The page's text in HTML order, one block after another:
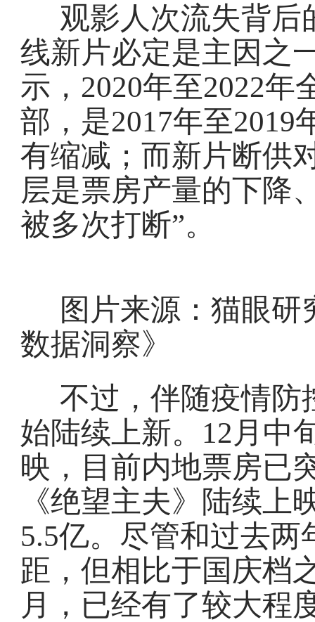
观影人次流失背后
线新片必定是主因之
示，2020年至2022年
部，是2017年至2019
有缩减；而新片断供
层是票房产量的下降
被多次打断”。
图片来源：猫眼研
数据洞察》
不过，伴随疫情防
始陆续上新。12月中
映，目前内地票房已
《绝望主夫》陆续上
5.5亿。尽管和过去
距，但相比于国庆档
月，已经有了较大程